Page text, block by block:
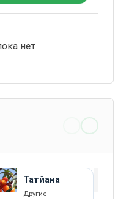
нет.
Татйана
Другие